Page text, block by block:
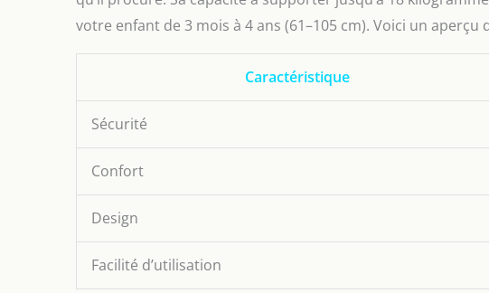
votre enfant de 3 mois à 4 ans (61–105 cm). Voici un aperçu
Caractéristique
Sécurité
Confort
Design
Facilité d’utilisation